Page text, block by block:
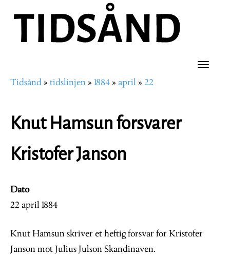
hovedinnhold
Toggle
Navigasjonssti
Tidsånd tidslinjen 1884 april 22
Knut Hamsun forsvarer
Kristofer Janson
Dato
22 april 1884
Knut Hamsun skriver et heftig forsvar for Kristofer
Janson mot Julius Julson Skandinaven.